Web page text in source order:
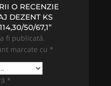
O RECENZIE
DEZENT KS
50/67,1”
fi publicată.
marcate cu *
*